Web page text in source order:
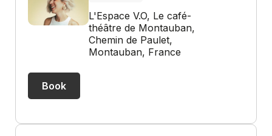
L'Espace V.O, Le café-
théâtre de Montauban,
Chemin de Paulet,
Montauban, France
Book